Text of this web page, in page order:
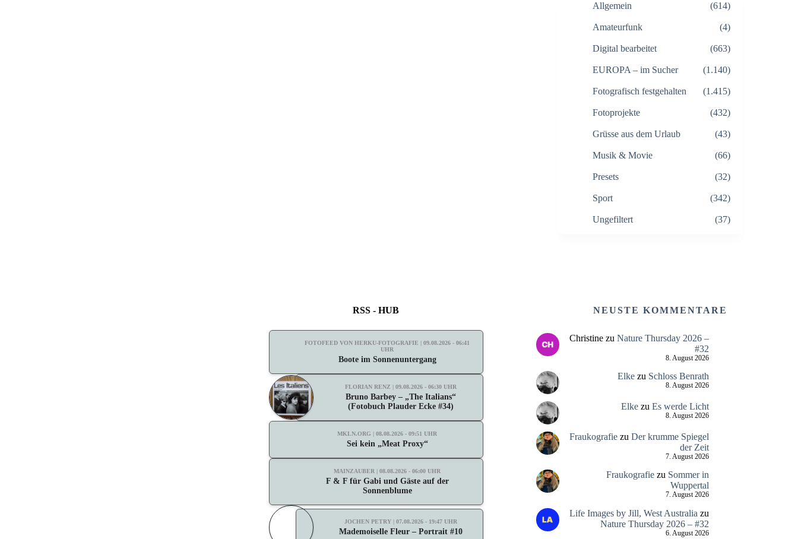
Allgemein (614)
Amateurfunk (4)
Digital bearbeitet (663)
EUROPA – im Sucher (1.140)
Fotografisch festgehalten (1.415)
Fotoprojekte (432)
Grüsse aus dem Urlaub (43)
Musik & Movie (66)
Presets (32)
Sport (342)
Ungefiltert (37)
RSS - HUB
FOTOFEED VON HERKU-FOTOGRAFIE | 09.08.2026 - 06:41
UHR
Boote im Sonnenuntergang
FLORIAN RENZ | 09.08.2026 - 06:30 UHR
Bruno Barbey – „The Italians“
(Fotobuch Plauder Ecke #34)
MKLN.ORG | 08.08.2026 - 09:51 UHR
Sei kein „Meat Proxy“
MAINZAUBER | 08.08.2026 - 06:00 UHR
F & F für Gabi und Gäste auf der
Sonnenblume
JOCHEN PETRY | 07.08.2026 - 19:47 UHR
Mademoiselle Fleur – Portrait #10
NEUSTE KOMMENTARE
Christinezu Nature Thursday 2026 –
#32
8. August 2026
Elkezu Schloss Benrath
8. August 2026
Elkezu Es werde Licht
8. August 2026
Fraukografiezu Der krumme Spiegel
der Zeit
7. August 2026
Fraukografiezu Sommer in
Wuppertal
7. August 2026
Life Images by Jill, West Australia zu
Nature Thursday 2026 – #32
6. August 2026